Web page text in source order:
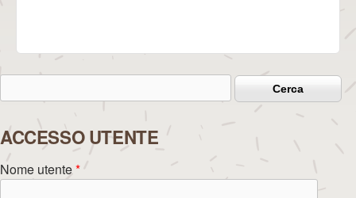
Form di ricerca
ACCESSO UTENTE
Nome utente*